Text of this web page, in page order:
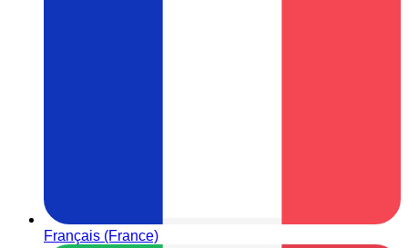
Français (France)